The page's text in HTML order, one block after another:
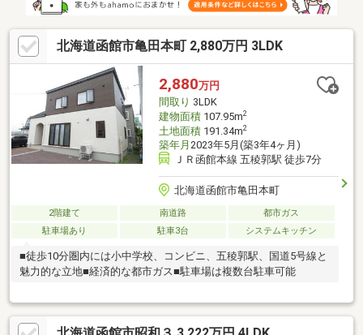
北海道函館市亀田本町 2,880万円 3LDK
2,880万円
間取り 3LDK
建物面積107.95m2
土地面積191.34m2
築年月 2023年5月(築3年4ヶ月)
ＪＲ函館本線 五稜郭駅 徒歩7分
北海道函館市亀田本町
2階建て 南道路
都市ガス
駐車場あり
駐車3台 システムキッチン
■徒歩10分圏内には小中学校、コンビニ、五稜郭駅、国道5号線と
魅力的な立地■経済的な都市ガス■駐車場は複数台駐車可能